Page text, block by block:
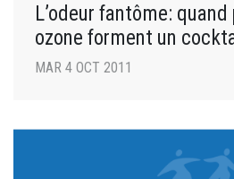
L’odeur fantôme:
ozone forment un
MAR 4 OCT 2011